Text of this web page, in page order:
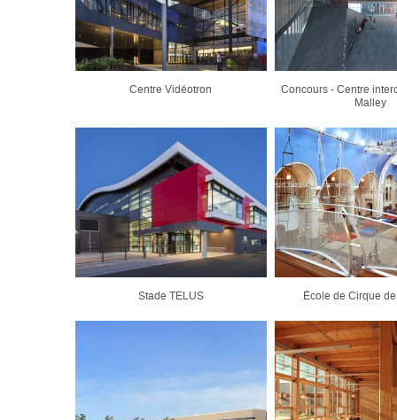
Centre Vidéotron
Concours - Centre
Malley
Stade TELUS École de Cirque